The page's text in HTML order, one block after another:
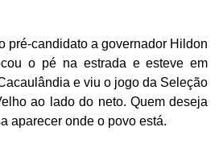
pré-candidato a governador Hildon
o pé na estrada e esteve em
e viu o jogo da Seleção
ao lado do neto. Quem deseja
aparecer onde o povo está.